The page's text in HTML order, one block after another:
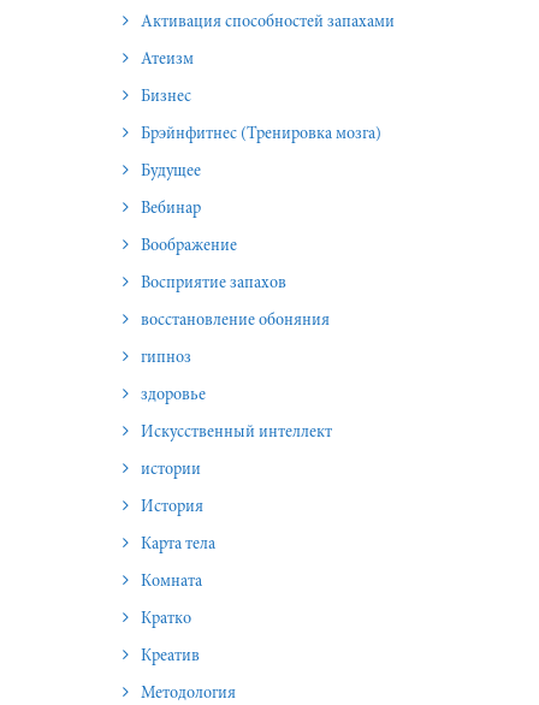
Активация способностей запахами
Атеизм
Бизнес
Брэйнфитнес (Тренировка мозга)
Будущее
Вебинар
Воображение
Восприятие запахов
восстановление обоняния
гипноз
здоровье
Искусственный интеллект
истории
История
Карта тела
Комната
Кратко
Креатив
Методология